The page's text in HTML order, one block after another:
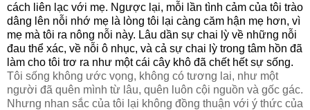
cách liên lạc với mẹ. Ngược lại, mỗi lần tình cảm của tôi trào
dâng lên nỗi nhớ mẹ là lòng tôi lại càng căm hận mẹ hơn, vì
mẹ mà tôi ra nông nỗi này. Lâu dần sự chai lỳ về những nỗi
đau thể xác, về nỗi ô nhục, và cả sự chai lỳ trong tâm hồn đã
làm cho tôi trơ ra như một cái cây khô đã chết hết sự sống.
Tôi sống không ước vọng, không có tương lai, như một
người đã quên mình từ lâu, quên luôn cội nguồn và gốc gác.
Nhưng nhan sắc của tôi lại không đồng thuận với ý thức của